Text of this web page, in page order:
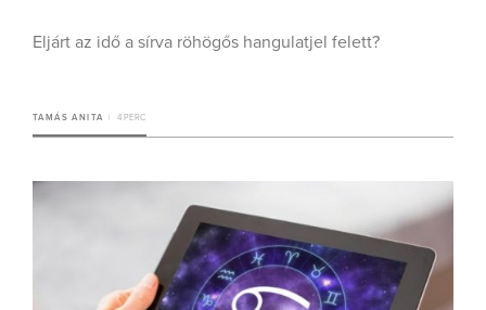
Eljárt az idő a sírva röhögős hangulatjel felett?
TAMÁS ANITA 4 PERC